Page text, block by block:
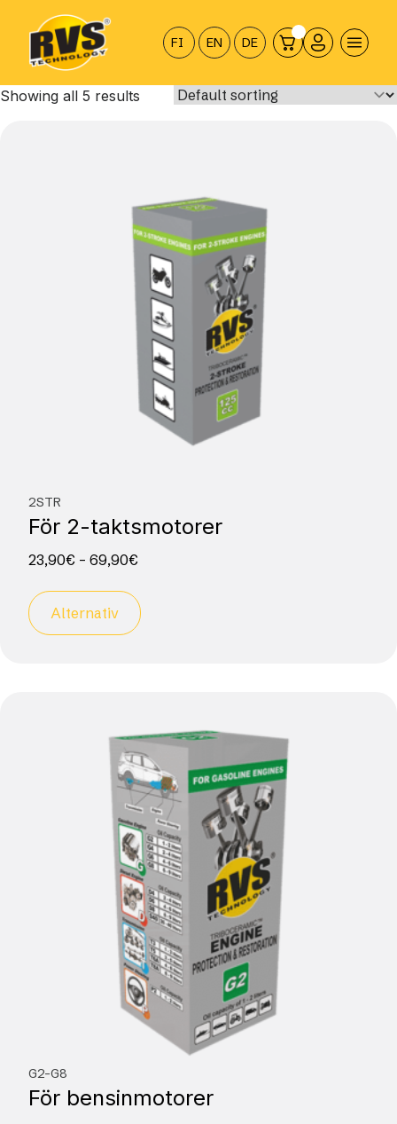
sisältöön
FI EN DE
Showing all 5 results
2STR
För 2-taktsmotorer
23,90€ – 69,90€
Alternativ
G2-G8
För bensinmotorer